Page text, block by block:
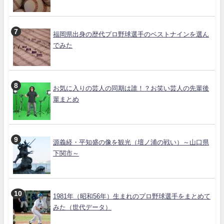
福岡県出身の歴代プロ野球選手のベストナインを選ん
でみた
お気に入りの芸人の同期は誰！？お笑い芸人の先輩後
輩まとめ
源義経・平知盛の像を観光（壇ノ浦の戦い）～山口県
下関市～
1981年（昭和56年）生まれのプロ野球選手をまとめて
みた（世代データ）